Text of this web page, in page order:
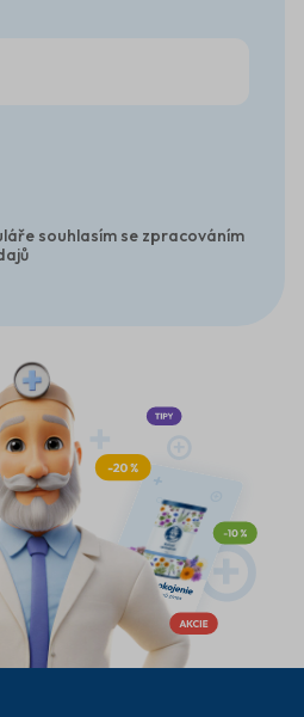
souhlasím se zpracováním